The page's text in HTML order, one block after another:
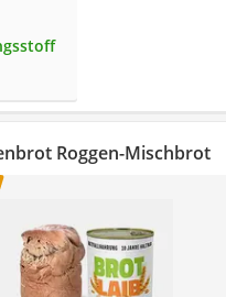
Roggen-Mischbrot